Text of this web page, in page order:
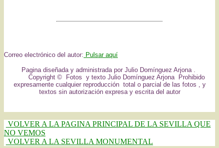
Correo electrónico del autor: Pulsar aquí
Pagina diseñada y administrada por Julio Domínguez Arjona .
Copyright © Fotos y texto Julio Domínguez Arjona Prohibido
expresamente cualquier reproducción total o parcial de las fotos , y
textos sin autorización expresa y escrita del autor
VOLVER A LA PAGINA PRINCIPAL DE LA SEVILLA QUE
NO VEMOS
VOLVER A LA SEVILLA MONUMENTAL